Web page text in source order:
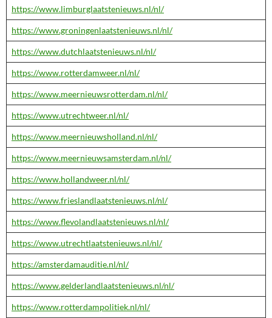
https://www.limburglaatstenieuws.nl/nl/
https://www.groningenlaatstenieuws.nl/nl/
https://www.dutchlaatstenieuws.nl/nl/
https://www.rotterdamweer.nl/nl/
https://www.meernieuwsrotterdam.nl/nl/
https://www.utrechtweer.nl/nl/
https://www.meernieuwsholland.nl/nl/
https://www.meernieuwsamsterdam.nl/nl/
https://www.hollandweer.nl/nl/
https://www.frieslandlaatstenieuws.nl/nl/
https://www.flevolandlaatstenieuws.nl/nl/
https://www.utrechtlaatstenieuws.nl/nl/
https://amsterdamauditie.nl/nl/
https://www.gelderlandlaatstenieuws.nl/nl/
https://www.rotterdampolitiek.nl/nl/